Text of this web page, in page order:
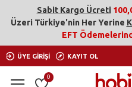
Sabit Kargo Ücreti
Üzeri Türkiye'nin Her Yerine
EFT
ÜYE GIRIŞI KAYIT OL
0